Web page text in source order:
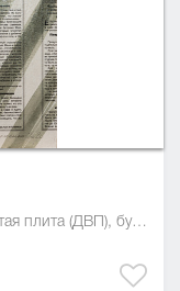
40 x 30 см, бумага, древесно-волокнистая плита (ДВП), бумага, лак, масляная краска